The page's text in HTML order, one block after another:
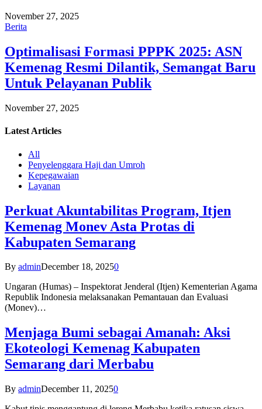
November 27, 2025
Berita
Optimalisasi Formasi PPPK 2025: ASN
Kemenag Resmi Dilantik, Semangat Baru
Untuk Pelayanan Publik
November 27, 2025
Latest Articles
All
Penyelenggara Haji dan Umroh
Kepegawaian
Layanan
Perkuat Akuntabilitas Program, Itjen
Kemenag Monev Asta Protas di
Kabupaten Semarang
By adminDecember 18, 20250
Ungaran (Humas) – Inspektorat Jenderal (Itjen) Kementerian Agama
Republik Indonesia melaksanakan Pemantauan dan Evaluasi
(Monev)…
Menjaga Bumi sebagai Amanah: Aksi
Ekoteologi Kemenag Kabupaten
Semarang dari Merbabu
By adminDecember 11, 20250